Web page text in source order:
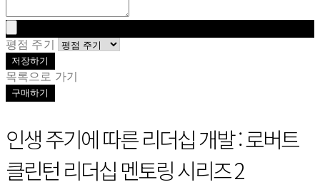
평점 주기
저장하기
목록으로 가기
구매하기
인생 주기에 따른 리더십 개발 : 로버트
클린턴 리더십 멘토링 시리즈 2